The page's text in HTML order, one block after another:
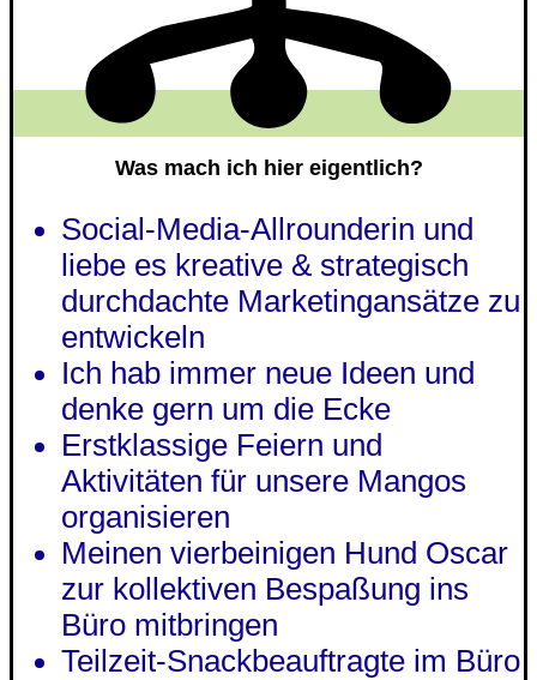
Was mach ich hier eigentlich?
Social-Media-Allrounderin und
liebe es kreative & strategisch
durchdachte Marketingansätze zu
entwickeln
Ich hab immer neue Ideen und
denke gern um die Ecke
Erstklassige Feiern und
Aktivitäten für unsere Mangos
organisieren
Meinen vierbeinigen Hund Oscar
zur kollektiven Bespaßung ins
Büro mitbringen
Teilzeit-Snackbeauftragte im Büro